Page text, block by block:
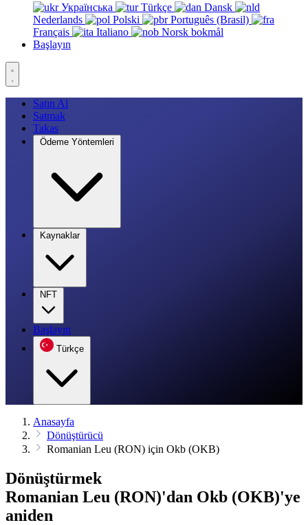
Українська
Türkçe
Dansk
Nederlands
Polski
Português (Brasil)
Français
Italiano
Norsk bokmål
Başlayın
Satın Al
Satmak
Takas
Ödeme Yöntemleri
Kaynaklar
NFT
Başlayın
Türkçe
Anasayfa
Dönüştürücü
Romanian Leu (RON) için Okb (OKB)
Dönüştürmek
Romanian Leu (RON)'dan Okb (OKB)'ye
aniden